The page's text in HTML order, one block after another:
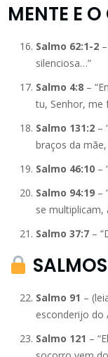
MENTE E
Salmo 62:1-2
silenciosa…”
Salmo 4:8 –
tu, Senhor, me
Salmo 131:2 –
braços da
Salmo 46:10 –
Salmo 94:19 –
se multiplicam,
Salmo 37:7 –
Salmo 91 –
esconderijo do
Salmo 121 –